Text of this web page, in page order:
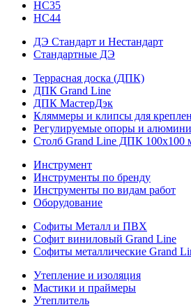
HС35
НС44
ДЭ Стандарт и Нестандарт
Стандартные ДЭ
Террасная доска (ДПК)
ДПК Grand Line
ДПК МастерДэк
Кляммеры и клипсы для
Регулируемые опоры и
Столб Grand Line ДПК 100х100
Инструмент
Инструменты по бренду
Инструменты по видам работ
Оборудование
Софиты Металл и ПВХ
Софит виниловый Grand Line
Софиты металлические Grand
Утепление и изоляция
Мастики и праймеры
Утеплитель